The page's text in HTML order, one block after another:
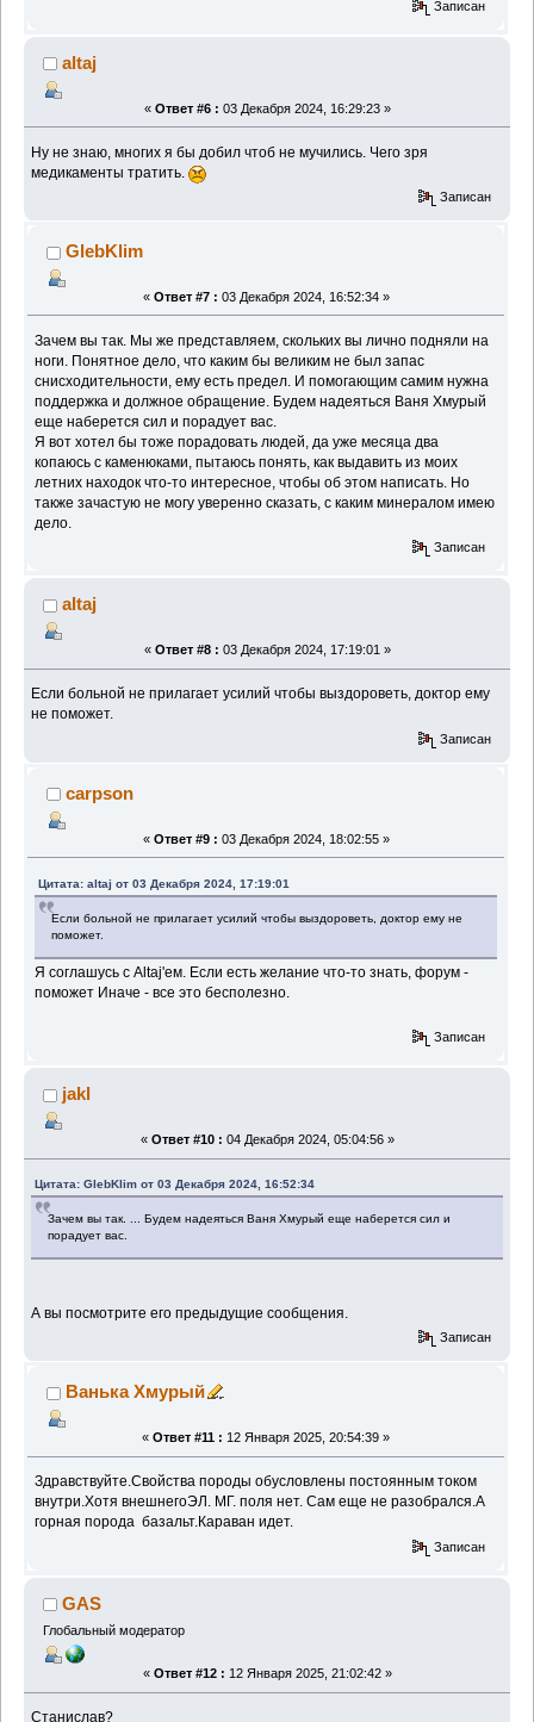
Записан
altaj
« Ответ #6 : 03 Декабря 2024, 16:29:23 »
Ну не знаю, многих я бы добил чтоб не мучились. Чего зря
медикаменты тратить.
Записан
GlebKlim
« Ответ #7 : 03 Декабря 2024, 16:52:34 »
Зачем вы так. Мы же представляем, скольких вы лично подняли на
ноги. Понятное дело, что каким бы великим не был запас
снисходительности, ему есть предел. И помогающим самим нужна
поддержка и должное обращение. Будем надеяться Ваня Хмурый
еще наберется сил и порадует вас.
Я вот хотел бы тоже порадовать людей, да уже месяца два
копаюсь с каменюками, пытаюсь понять, как выдавить из моих
летних находок что-то интересное, чтобы об этом написать. Но
также зачастую не могу уверенно сказать, с каким минералом имею
дело.
Записан
altaj
« Ответ #8 : 03 Декабря 2024, 17:19:01 »
Если больной не прилагает усилий чтобы выздороветь, доктор ему
не поможет.
Записан
carpson
« Ответ #9 : 03 Декабря 2024, 18:02:55 »
Цитата: altaj от 03 Декабря 2024, 17:19:01
Если больной не прилагает усилий чтобы выздороветь, доктор ему не
поможет.
Я соглашусь с Altaj'ем. Если есть желание что-то знать, форум -
поможет Иначе - все это бесполезно.
Записан
jakl
« Ответ #10 : 04 Декабря 2024, 05:04:56 »
Цитата: GlebKlim от 03 Декабря 2024, 16:52:34
Зачем вы так. ... Будем надеяться Ваня Хмурый еще наберется сил и
порадует вас.
А вы посмотрите его предыдущие сообщения.
Записан
Ванька Хмурый
« Ответ #11 : 12 Января 2025, 20:54:39 »
Здравствуйте.Свойства породы обусловлены постоянным током
внутри.Хотя внешнегоЭЛ. МГ. поля нет. Сам еще не разобрался.А
горная порода базальт.Караван идет.
Записан
GAS
Глобальный модератор
« Ответ #12 : 12 Января 2025, 21:02:42 »
Станислав?